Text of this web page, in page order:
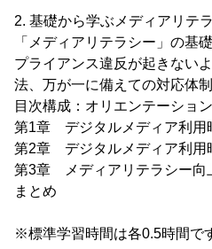
2. 基礎から学ぶメディアリテ
「メディアリテラシー」の基
プライアンス違反が起きない
法、万が一に備えての対応体
目次構成：オリエンテーション
第1章 デジタルメディア利用
第2章 デジタルメディア利用
第3章 メディアリテラシー向
まとめ
※標準学習時間は各0.5時間で